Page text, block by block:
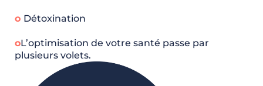
o Détoxination
oL’optimisation de votre santé passe par
plusieurs volets. ​